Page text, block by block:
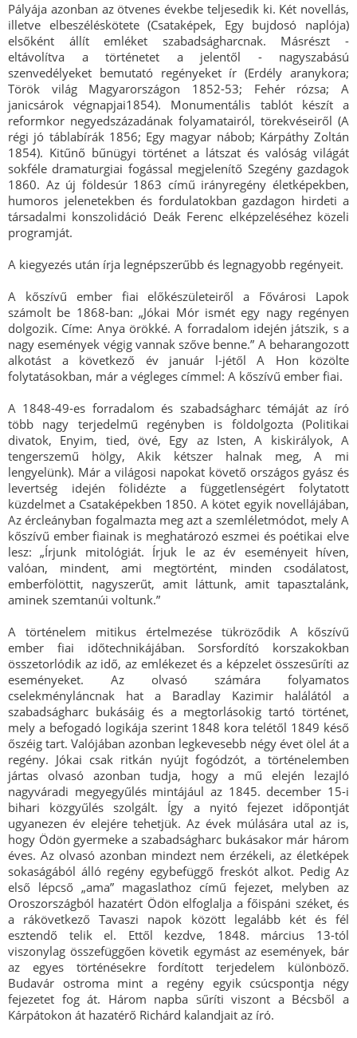
Pályája azonban az ötvenes évekbe teljesedik ki. Két novellás,
illetve elbeszéléskötete (Csataképek, Egy bujdosó naplója)
elsőként állít emléket szabadságharcnak. Másrészt -
eltávolítva a történetet a jelentől - nagyszabású
szenvedélyeket bemutató regényeket ír (Erdély aranykora;
Török világ Magyarországon 1852-53; Fehér rózsa; A
janicsárok végnapjai1854). Monumentális tablót készít a
reformkor negyedszázadának folyamatairól, törekvéseiről (A
régi jó táblabírák 1856; Egy magyar nábob; Kárpáthy Zoltán
1854). Kitűnő bűnügyi történet a látszat és valóság világát
sokféle dramaturgiai fogással megjelenítő Szegény gazdagok
1860. Az új földesúr 1863 című irányregény életképekben,
humoros jelenetekben és fordulatokban gazdagon hirdeti a
társadalmi konszolidáció Deák Ferenc elképzeléséhez közeli
programját.
A kiegyezés után írja legnépszerűbb és legnagyobb regényeit.
A kőszívű ember fiai előkészületeiről a Fővárosi Lapok
számolt be 1868-ban: „Jókai Mór ismét egy nagy regényen
dolgozik. Címe: Anya örökké. A forradalom idején játszik, s a
nagy események végig vannak szőve benne.” A beharangozott
alkotást a következő év január l-jétől A Hon közölte
folytatásokban, már a végleges címmel: A kőszívű ember fiai.
A 1848-49-es forradalom és szabadságharc témáját az író
több nagy terjedelmű regényben is földolgozta (Politikai
divatok, Enyim, tied, övé, Egy az Isten, A kiskirályok, A
tengerszemű hölgy, Akik kétszer halnak meg, A mi
lengyelünk). Már a világosi napokat követő országos gyász és
levertség idején fölidézte a függetlenségért folytatott
küzdelmet a Csataképekben 1850. A kötet egyik novellájában,
Az ércleányban fogalmazta meg azt a szemléletmódot, mely A
kőszívű ember fiainak is meghatározó eszmei és poétikai elve
lesz: „Írjunk mitológiát. Írjuk le az év eseményeit híven,
valóan, mindent, ami megtörtént, minden csodálatost,
emberfölöttit, nagyszerűt, amit láttunk, amit tapasztalánk,
aminek szemtanúi voltunk.”
A történelem mitikus értelmezése tükröződik A kőszívű
ember fiai időtechnikájában. Sorsfordító korszakokban
összetorlódik az idő, az emlékezet és a képzelet összesűríti az
eseményeket. Az olvasó számára folyamatos
cselekményláncnak hat a Baradlay Kazimir halálától a
szabadságharc bukásáig és a megtorlásokig tartó történet,
mely a befogadó logikája szerint 1848 kora telétől 1849 késő
őszéig tart. Valójában azonban legkevesebb négy évet ölel át a
regény. Jókai csak ritkán nyújt fogódzót, a történelemben
jártas olvasó azonban tudja, hogy a mű elején lezajló
nagyváradi megyegyűlés mintájául az 1845. december 15-i
bihari közgyűlés szolgált. Így a nyitó fejezet időpontját
ugyanezen év elejére tehetjük. Az évek múlására utal az is,
hogy Ödön gyermeke a szabadságharc bukásakor már három
éves. Az olvasó azonban mindezt nem érzékeli, az életképek
sokaságából álló regény egybefüggő freskót alkot. Pedig Az
első lépcső „ama” magaslathoz című fejezet, melyben az
Oroszországból hazatért Ödön elfoglalja a főispáni széket, és
a rákövetkező Tavaszi napok között legalább két és fél
esztendő telik el. Ettől kezdve, 1848. március 13-tól
viszonylag összefüggően követik egymást az események, bár
az egyes történésekre fordított terjedelem különböző.
Budavár ostroma mint a regény egyik csúcspontja négy
fejezetet fog át. Három napba sűríti viszont a Bécsből a
Kárpátokon át hazatérő Richárd kalandjait az író.